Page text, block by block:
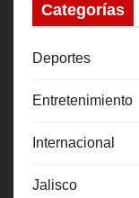
Categorías
Deportes
Entretenimiento
Internacional
Jalisco